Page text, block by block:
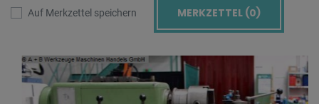
Auf Merkzettel speichern MERKZETTEL (0)